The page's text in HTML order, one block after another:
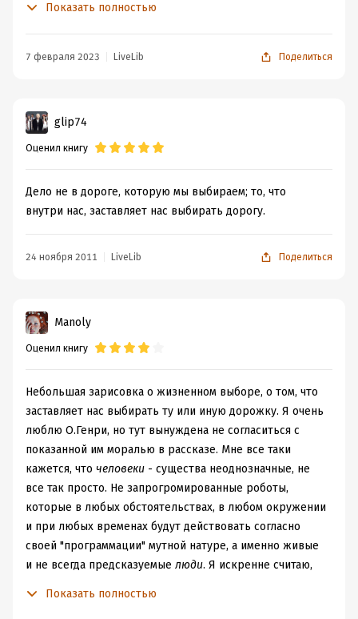
Б об Тидбол может и разбойник с большой дороги, но
гнедая сломала ногу
следует в ногу со своей натурой. О Большой Собаке
было написано мало, но он всего лишь глупый и
закончив начатое.
Дело не в дороге, которую мы выбираем, а
со слабостями и пороками.
Жизненный путь - огромная извилистая дорога
Легко в порыве эмоций сделать неправильный выбор,
но, если ты его делаешь намеренно, то он постепенно
начинает определять тебя.
Одно хорошо, никогда не поздно свернуть на верный
путь, пойти по своей дороге.
Так случилось и с Акулой.
Лицо Додсона мгновенно изменилось -
теперь оно выражало холодную
жестокость и неумолимую алчность. Душа
этого человека проглянула на минуту, как
почтенного буржуазного дома.
Показать полностью
7 февраля 2023 LiveLib Поделиться
glip74
Оценил книгу
Дело не в дороге, которую мы выбираем; то, что
внутри нас, заставляет нас выбирать дорогу.
24 ноября 2011 LiveLib Поделиться
Manoly
Оценил книгу
Небольшая зарисовка о жизненном выборе, о том, что
заставляет нас выбирать ту или иную дорожку. Я очень
люблю О.Генри, но тут вынуждена не согласиться с
показанной им моралью в рассказе. Мне все таки
кажется, что человеки - существа неоднозначные, не
все так просто. Не запрогромированные роботы,
которые в любых обстоятельствах, в любом окружении
и при любых временах будут действовать согласно
своей "программации" мутной натуре, а именно живые
и не всегда предсказуемые люди. Я искренне считаю,
Показать полностью